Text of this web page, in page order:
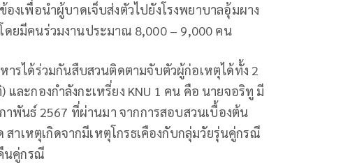
งเพื่อนำผู้บาดเจ็บส่งตัวไปยังโรงพยาบาลอุ้มผาง
ดยมีคนร่วมงานประมาณ 8,000 – 9,000 คน
ารได้ร่วมกันสืบสวนติดตามจับตัวผู้ก่อเหตุได้ทั้ง 2
ละกองกำลังกะเหรี่ยง KNU 1 คน คือ นายจอริทู มี
พันธ์ 2567 ที่ผ่านมา จากการสอบสวนเบื้องต้น
าเหตุเกิดจากมีเหตุโกรธเคืองกับกลุ่มวัยรุ่นคู่กรณี
นคู่กรณี